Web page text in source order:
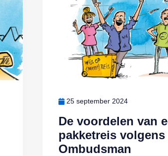
De voordelen van
pakketreis volgens
Ombudsman
25 september 2024